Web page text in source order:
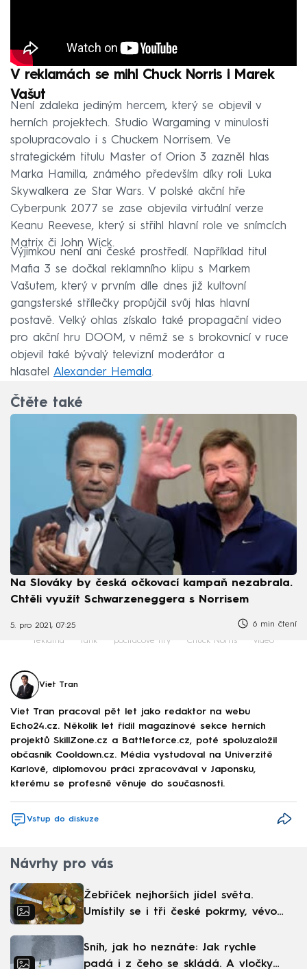
V reklamách se mihl Chuck Norris i Marek
Vašut
Není zdaleka jediným hercem, který se objevil v
herních projektech. Studio Wargaming v minulosti
spolupracovalo i s Chuckem Norrisem. Ve
strategickém titulu Master of Orion 3 zazněl hlas
Marka Hamilla, známého především díky roli Luka
Skywalkera ze Star Wars. V polské akční hře
Cyberpunk 2077 se zase objevila virtuální verze
Keanu Reevese, který si střihl hlavní role ve snímcích
Matrix či John Wick.
Výjimkou není ani české prostředí. Například titul
Mafia 3 se dočkal reklamního klipu s Markem
Vašutem, který v prvním díle dnes již kultovní
gangsterské střílečky propůjčil svůj hlas hlavní
postavě. Velký ohlas získalo také propagační video
pro akční hru DOOM, v němž se s brokovnicí v ruce
objevil také bývalý televizní moderátor a
hlasatel Alexander Hemala.
Čtěte také
Na Slováky by česká očkovací kampaň nezabrala.
Chtěli využít Schwarzeneggera s Norrisem
5. pro 2021, 07:25 6 min čtení
reklama tank počítačové hry Chuck Norris video
Viet Tran
Viet Tran pracoval pět let jako redaktor na webu
Echo24.cz. Několik let řídil magazínové sekce herních
projektů SkillZone.cz a Battleforce.cz, poté spoluzaložil
občasník Cooldown.cz. Média vystudoval na Univerzitě
Karlově, diplomovou práci zpracovával v Japonsku,
kterému se profesně věnuje do současnosti.
Vstup do diskuze
Návrhy pro vás
Žebříček nejhorších jídel světa.
Umístily se i tři české pokrmy, vévodí
Sníh, jak ho neznáte: Jak rychle
padá i z čeho se skládá. A vločky